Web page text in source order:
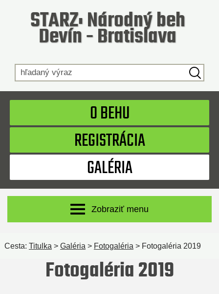
STARZ: Národný beh
Devín - Bratislava
O BEHU
REGISTRÁCIA
GALÉRIA
Zobraziť menu
Cesta: Titulka > Galéria > Fotogaléria > Fotogaléria 2019
Fotogaléria 2019